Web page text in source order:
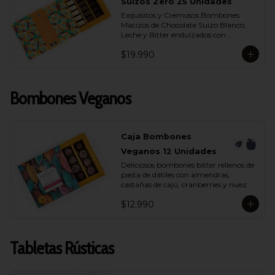
Exquisitos y Cremosos Bombones
Macizos de Chocolate Suizo Blanco,
Leche y Bitter endulzados con
$19.990
Bombones Veganos
Caja Bombones
Veganos 12 Unidades
Deliciosos bombones bitter rellenos de
pasta de dátiles con almendras,
castañas de cajú, cranberries y nuez.
$12.990
Tabletas Rústicas